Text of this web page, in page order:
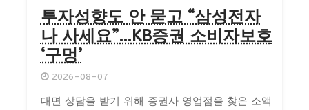
투자성향도 안 묻고 “삼성전자
나 사세요”…KB증권 소비자보호
‘구멍’
2026-08-07
대면 상담을 받기 위해 증권사 영업점을 찾은 소액